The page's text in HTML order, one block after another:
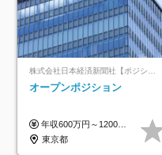
株式会社日本経済新聞社【ポジションマッチ登録】
オープンポジション
年収600万円～1200万円 ※上記年収は、想定年収です。住居費補助、子手当などの各種手当を含む金額です。 ※経験・能力等を考慮の上、当社規定により決定します。
東京都